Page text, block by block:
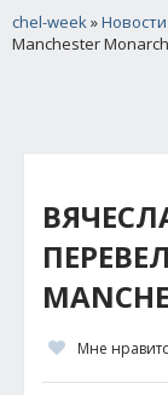
chel-week»Новости
Manchester
Мне